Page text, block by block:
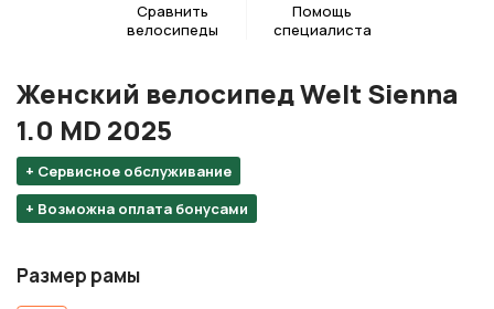
Сравнить
велосипеды
Помощь
специалиста
+ Сервисное обслуживание
+ Возможна оплата бонусами
Женский велосипед Welt Sienna
1.0 MD 2025
Размер рамы